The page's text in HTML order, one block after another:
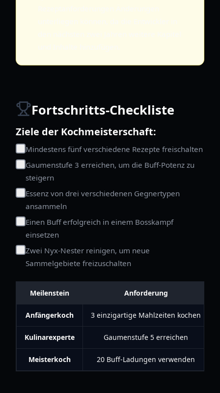
Fortschritts-Checkliste
Ziele der Kochmeisterschaft:
Mindestens fünf verschiedene Rezepte freischalten
Gaumenstufe 3 erreichen, um die Buff-Potenz zu
steigern
Essenz von drei verschiedenen Gegnertypen
ansammeln
Einen Buff erfolgreich in einem Bosskampf
einsetzen
Zwei Nyx-Nester reinigen, um neue
Sammelgebiete freizuschalten
Meilenstein Anforderung
Anfängerkoch 3 einzigartige Mahlzeiten kochen
Kulinarexperte Gaumenstufe 5 erreichen
Meisterkoch 20 Buff-Ladungen verwenden